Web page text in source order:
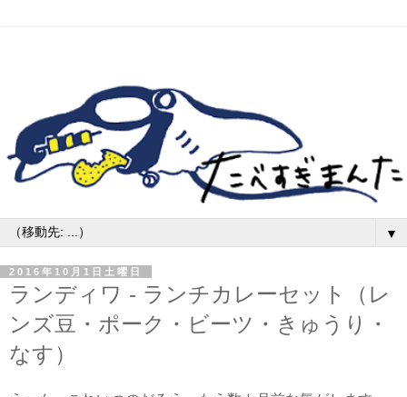
▼
2016年10月1日土曜日
ランディワ - ランチカレーセット（レ
ンズ豆・ポーク・ビーツ・きゅうり・
なす）